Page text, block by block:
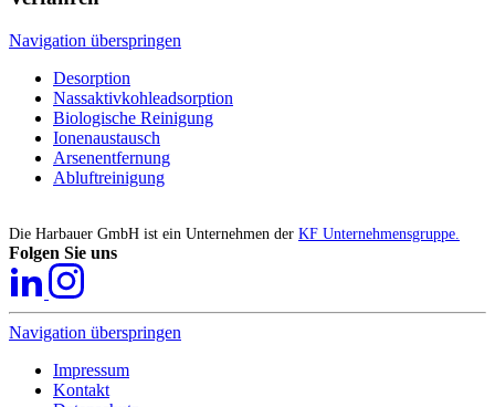
Navigation überspringen
Desorption
Nassaktivkohleadsorption
Biologische Reinigung
Ionenaustausch
Arsenentfernung
Abluftreinigung
Die Harbauer GmbH ist ein Unternehmen der KF Unternehmensgruppe.
Folgen Sie uns
Navigation überspringen
Impressum
Kontakt